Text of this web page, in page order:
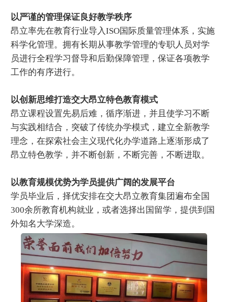
以严谨的管理保证良好教学秩序
昂立率先在教育行业导入ISO国际质量管理体系，实施
科学化管理。拥有长期从事教学管理的专职人员对学
员进行全程学习督导和后勤保障管理，保证各项教学
工作的有序进行。
以创新思维打造交大昂立特色教育模式
昂立课程设置先易后难，循序渐进，并且使学习不断
与实践相结合，突破了传统办学模式，建立全新教学
理念，在探索社会主义现代化办学道路上逐渐形成了
昂立特色教学，并不断创新，不断完善，不断进取。
以教育规模优势为学员提供广阔的发展平台
学员毕业后，择优安排在交大昂立教育集团遍布全国
300余所教育机构就业，或者选择出国留学，提供到国
外知名大学深造。